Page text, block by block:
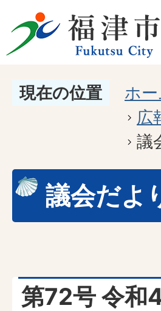
現在の位置 ホー
広
議
議会だよ
第72号 令和